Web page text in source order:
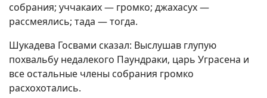
собрания; уччакаих — громко; джахасух —
рассмеялись; тада — тогда.
Шукадева Госвами сказал: Выслушав глупую
похвальбу недалекого Паундраки, царь Уграсена и
все остальные члены собрания громко
расхохотались.